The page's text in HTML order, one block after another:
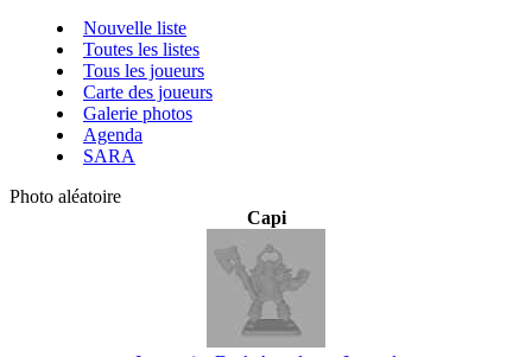
Nouvelle liste
Toutes les listes
Tous les joueurs
Carte des joueurs
Galerie photos
Agenda
SARA
Photo aléatoire
Capi